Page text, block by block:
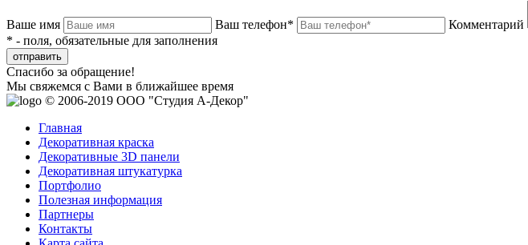
Ваше имя Ваш телефон*
Комментарий
* - поля, обязательные для заполнения
отправить
Спасибо за обращение!
Мы свяжемся с Вами в ближайшее время
© 2006-2019 ООО "Студия А-Декор"
Главная
Декоративная краска
Декоративные 3D панели
Декоративная штукатурка
Портфолио
Полезная информация
Партнеры
Контакты